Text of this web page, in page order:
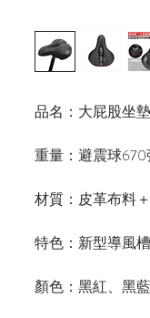
品名：大屁股坐墊
重量：避震球
材質：皮革布料
特色：新型導風
顏色：黑紅、黑